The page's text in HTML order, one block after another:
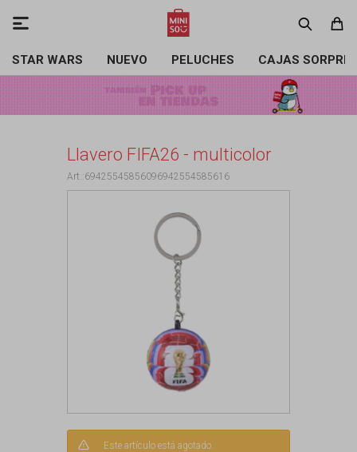
STAR WARS NUEVO PELUCHES CAJAS

Llavero FIFA26 - multicolor
69425545856096942554585616
Este artículo está agotado.